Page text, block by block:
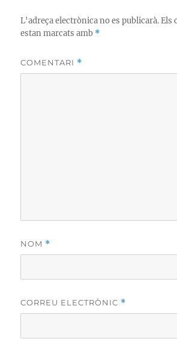
L'adreça electrònica no es publicarà. Els
estan marcats amb *
COMENTARI *
NOM *
CORREU ELECTRÒNIC *